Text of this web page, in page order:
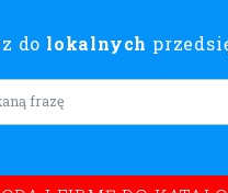
do lokalnych